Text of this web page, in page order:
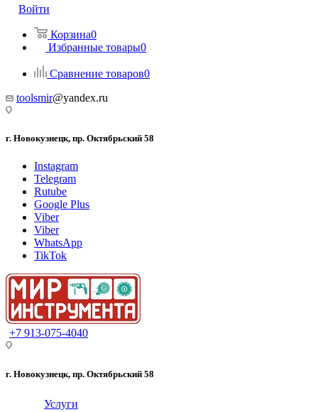
Войти
Корзина0
Избранные товары0
Сравнение товаров0
toolsmir@yandex.ru
г. Новокузнецк, пр. Октябрьский 58
Instagram
Telegram
Rutube
Google Plus
Viber
Viber
WhatsApp
TikTok
+7 913-075-4040
г. Новокузнецк, пр. Октябрьский 58
Услуги